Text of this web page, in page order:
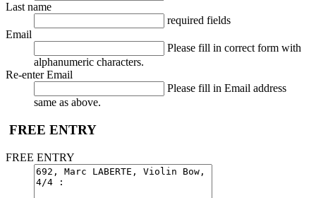
Last name
required fields
Email
Please fill in correct form with
alphanumeric characters.
Re-enter Email
Please fill in Email address
same as above.
FREE ENTRY
FREE ENTRY